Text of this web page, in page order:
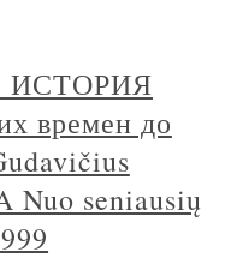
ИСТОРИЯ
времен до
Nuo seniausių